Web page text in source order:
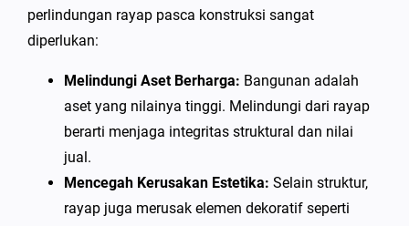
perlindungan rayap pasca konstruksi sangat
diperlukan:
Melindungi Aset Berharga: Bangunan adalah
aset yang nilainya tinggi. Melindungi dari rayap
berarti menjaga integritas struktural dan nilai
jual.
Mencegah Kerusakan Estetika: Selain struktur,
rayap juga merusak elemen dekoratif seperti